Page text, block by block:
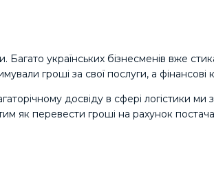
українських бізнесменів вже
гроші за свої послуги, а
досвіду в сфері логістики
як перевести гроші на рахунок